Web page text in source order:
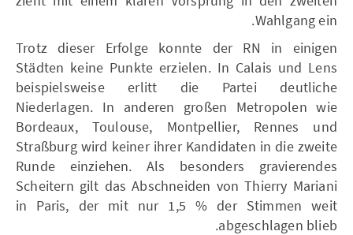
Wahlgang ein.
Trotz dieser Erfolge konnte der RN in einigen
Städten keine Punkte erzielen. In Calais und Lens
beispielsweise erlitt die Partei deutliche
Niederlagen. In anderen großen Metropolen wie
Bordeaux, Toulouse, Montpellier, Rennes und
Straßburg wird keiner ihrer Kandidaten in die zweite
Runde einziehen. Als besonders gravierendes
Scheitern gilt das Abschneiden von Thierry Mariani
in Paris, der mit nur 1,5 % der Stimmen weit
abgeschlagen blieb.